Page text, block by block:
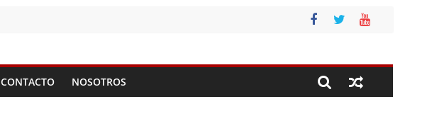
CONTACTO NOSOTROS